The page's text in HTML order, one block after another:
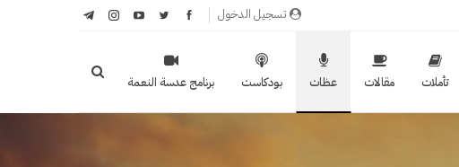
تسجيل الدخول
تأملات مقالات عظات بودكاست برنامج عدسة النعمة